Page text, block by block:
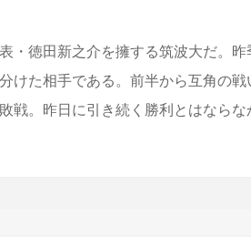
・徳田新之介を擁する筑波大だ。昨
けた相手である。前半から互角の戦
戦。昨日に引き続く勝利とはならな